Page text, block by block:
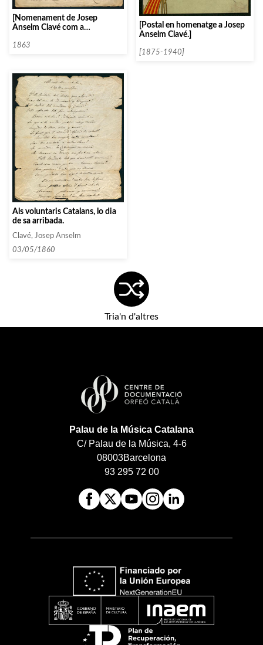
[Nomenament de Josep
Anselm Clavé com a
de Castelló]
1863
[Postal en homenatge a Josep
Anselm Clavé.]
[1875-1940]
Als voluntaris Catalans, lo dia
de sa arribada.
Clavé, Josep Anselm
03/05/1860
Tria'n d'altres
Palau de la Música Catalana
C/ Palau de la Música, 4-6
08003Barcelona
93 295 72 00